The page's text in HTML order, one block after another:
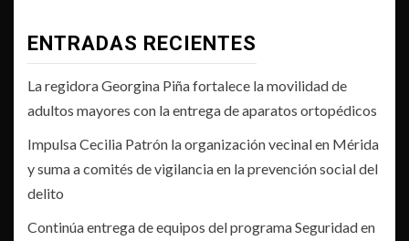
ENTRADAS RECIENTES
La regidora Georgina Piña fortalece la movilidad de
adultos mayores con la entrega de aparatos ortopédicos
Impulsa Cecilia Patrón la organización vecinal en Mérida
y suma a comités de vigilancia en la prevención social del
delito
Continúa entrega de equipos del programa Seguridad en